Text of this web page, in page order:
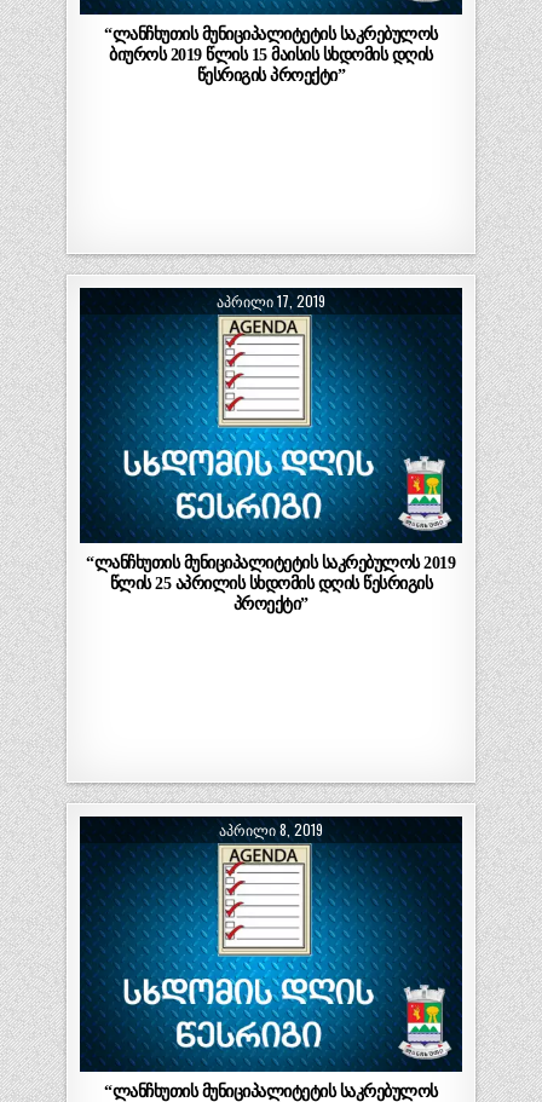
“ლანჩხუთის მუნიციპალიტეტის საკრებულოს
ბიუროს 2019 წლის 15 მაისის სხდომის დღის
წესრიგის პროექტი”
ᲐᲞᲠᲘᲚᲘ 17, 2019
“ლანჩხუთის მუნიციპალიტეტის საკრებულოს 2019
წლის 25 აპრილის სხდომის დღის წესრიგის
პროექტი”
ᲐᲞᲠᲘᲚᲘ 8, 2019
“ლანჩხუთის მუნიციპალიტეტის საკრებულოს